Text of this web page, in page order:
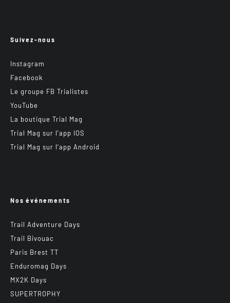
Suivez-nous
Instagram
Facebook
Le groupe FB Trialistes
YouTube
La boutique Trial Mag
Trial Mag sur l’app IOS
Trial Mag sur l’app Android
Nos événements
Trail Adventure Days
Trail Bivouac
Paris Brest TT
Enduromag Days
MX2K Days
SUPERTROPHY